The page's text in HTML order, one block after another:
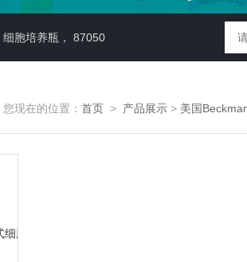
胞培养瓶， 87050
您现在的位置： 首页 > 产品展示 > 美国